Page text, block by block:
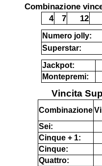
Combinazione
4
7 12
Numero jolly:
Superstar:
Jackpot:
Montepremi:
Vincita
Combinazione
Sei:
Cinque + 1:
Cinque:
Quattro: